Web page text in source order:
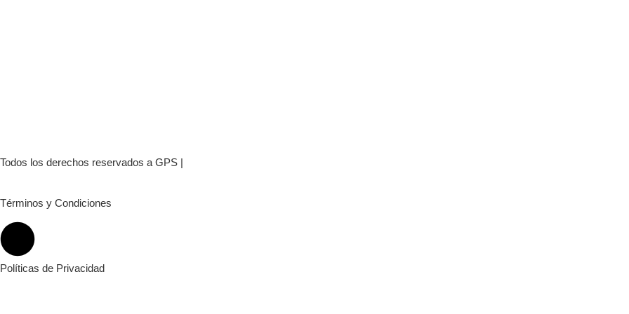
Todos los derechos reservados a GPS |
Términos y Condiciones
Políticas de Privacidad